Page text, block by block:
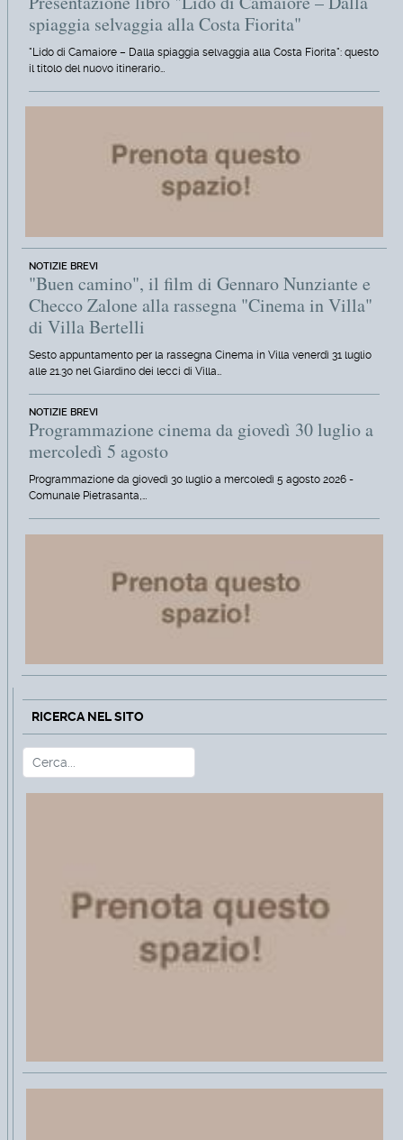
spiaggia selvaggia alla Costa Fiorita"
"Lido di Camaiore – Dalla spiaggia selvaggia alla Costa Fiorita": questo
il titolo del nuovo itinerario…
NOTIZIE BREVI
"Buen camino", il film di Gennaro Nunziante e
Checco Zalone alla rassegna "Cinema in Villa"
di Villa Bertelli
Sesto appuntamento per la rassegna Cinema in Villa venerdì 31 luglio
alle 21.30 nel Giardino dei lecci di Villa…
NOTIZIE BREVI
Programmazione cinema da giovedì 30 luglio a
mercoledì 5 agosto
Programmazione da giovedì 30 luglio a mercoledì 5 agosto 2026 -
Comunale Pietrasanta,…
RICERCA NEL SITO
Cerca Type 2 or more characters for